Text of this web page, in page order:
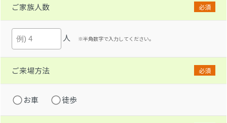
ご家族人数 必須
人 ※半角数字で入力してください。
ご来場方法 必須
お車 徒歩